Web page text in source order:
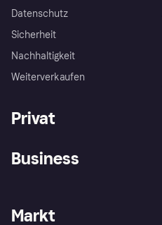
Datenschutz
Sicherheit
Nachhaltigkeit
Weiterverkaufen
Privat
Shops entdecken
Business
Händlerportal
Markt